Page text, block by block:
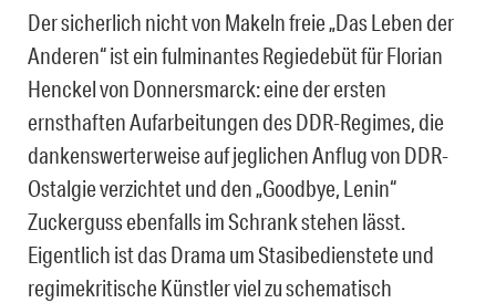
Der sicherlich nicht von Makeln freie „Das Leben der
Anderen“ ist ein fulminantes Regiedebüt für Florian
Henckel von Donnersmarck: eine der ersten
ernsthaften Aufarbeitungen des DDR-Regimes, die
dankenswerterweise auf jeglichen Anflug von DDR-
Ostalgie verzichtet und den „Goodbye, Lenin“
Zuckerguss ebenfalls im Schrank stehen lässt.
Eigentlich ist das Drama um Stasibedienstete und
regimekritische Künstler viel zu schematisch